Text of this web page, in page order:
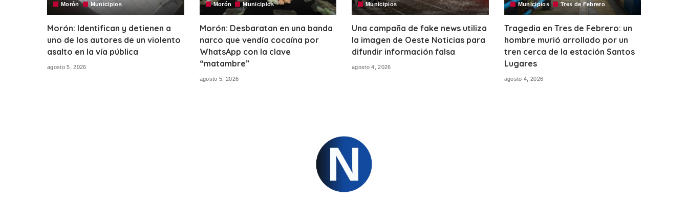
Morón Municipios
Morón: Identifican y detienen a
uno de los autores de un violento
asalto en la vía pública
agosto 5, 2026
Morón Municipios
Morón: Desbaratan en una banda
narco que vendía cocaína por
WhatsApp con la clave
“matambre”
agosto 5, 2026
Municipios
Una campaña de fake news utiliza
la imagen de Oeste Noticias para
difundir información falsa
agosto 4, 2026
Municipios Tres de Febrero
Tragedia en Tres de Febrero: un
hombre murió arrollado por un
tren cerca de la estación Santos
Lugares
agosto 4, 2026